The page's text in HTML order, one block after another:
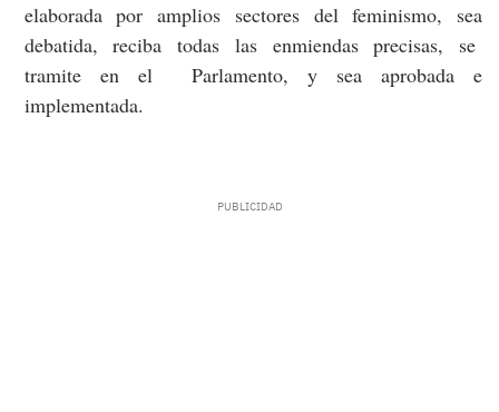
elaborada por amplios sectores del feminismo, sea
debatida, reciba todas las enmiendas precisas, se
tramite en el Parlamento, y sea aprobada e
implementada.